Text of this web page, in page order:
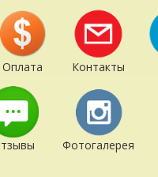
Оплата Контакты
Фотогалерея